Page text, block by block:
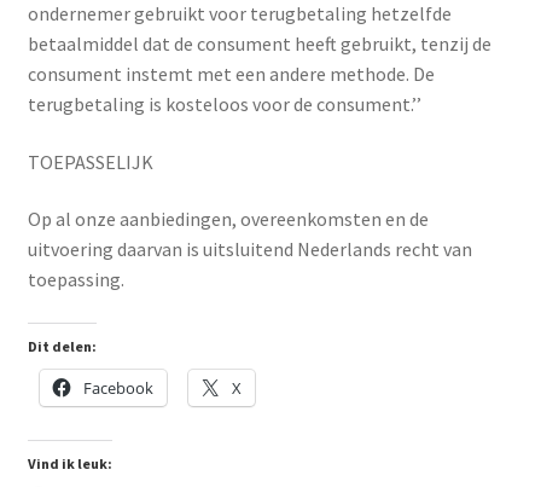
ondernemer gebruikt voor terugbetaling hetzelfde
betaalmiddel dat de consument heeft gebruikt, tenzij de
consument instemt met een andere methode. De
terugbetaling is kosteloos voor de consument.’’
TOEPASSELIJK
Op al onze aanbiedingen, overeenkomsten en de
uitvoering daarvan is uitsluitend Nederlands recht van
toepassing.
Dit delen:
Facebook X
Vind ik leuk: